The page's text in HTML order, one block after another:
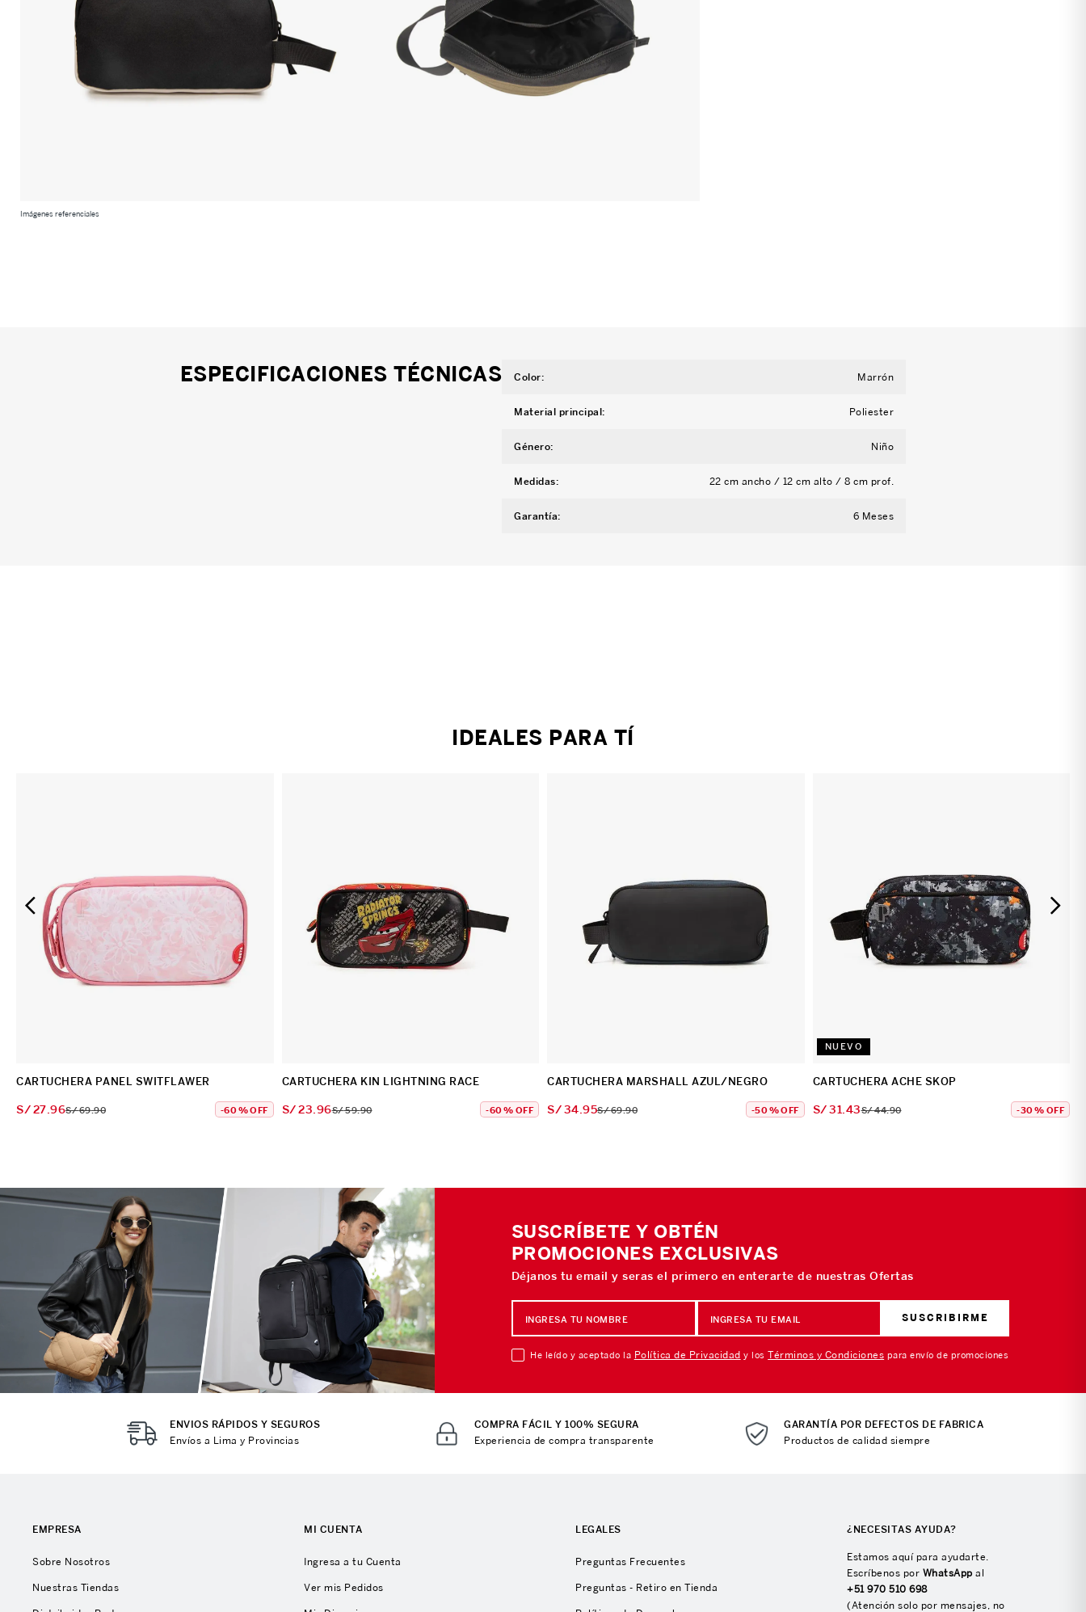
Imágenes referenciales
ESPECIFICACIONES TÉCNICAS Color: Marrón
Material principal: Poliester
Género: Niño
Medidas: 22 cm ancho / 12 cm alto / 8 cm prof.
Garantía: 6 Meses
IDEALES PARA TÍ
CARTUCHERA PANEL SWITFLAWER
S/27 96S/69.90 -60 %OFF
CARTUCHERA KIN LIGHTNING RACE
S/23 96S/59.90 -60 % OFF
CARTUCHERA MARSHALL AZUL/NEGRO
S/34 95S/69.90 -50 %OFF
NUEVO
CARTUCHERA ACHE SKOP
S/31 43S/44.90 -30 % OFF
SUSCRÍBETE Y OBTÉN
PROMOCIONES EXCLUSIVAS
Déjanos tu email y seras el primero en enterarte de nuestras Ofertas
SUSCRIBIRME
He leído y aceptado la Política de Privacidad y losTérminos y Condiciones para envío de promociones
ENVIOS RÁPIDOS Y SEGUROS
Envíos a Lima y Provincias
COMPRA FÁCIL Y 100% SEGURA
Experiencia de compra transparente
GARANTÍA POR DEFECTOS DE FABRICA
Productos de calidad siempre
EMPRESA
Sobre Nosotros
Nuestras Tiendas
MI CUENTA
Ingresa a tu Cuenta
Ver mis Pedidos
LEGALES
Preguntas Frecuentes
Preguntas - Retiro en Tienda
¿NECESITAS AYUDA?
Estamos aquí para ayudarte.
Escríbenos por WhatsApp al
+51 970 510 698
(Atención solo por mensajes, no